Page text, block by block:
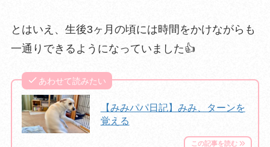
とはいえ、 生後3ヶ月の頃には時間をかけながらも
一通りできるようになっていました👍
あわせて読みたい
【みみパパ日記】みみ、ターンを
覚える